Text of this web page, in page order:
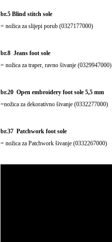
br.5 Blind stitch sole
= nožica za slijepi porub (0327177000)
br.8 Jeans foot sole
= nožica za traper, ravno šivanje (0329947000)
br.20 Open embroidery foot sole 5,5 mm
=nožica za dekorativno šivanje (0332277000)
br.37 Patchwork foot sole
= nožica za Patchwork šivanje (0332267000)